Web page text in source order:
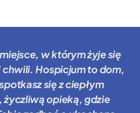
, w którym żyje się
chwili. Hospicjum to dom,
się z ciepłym
życzliwą opieką, gdzie